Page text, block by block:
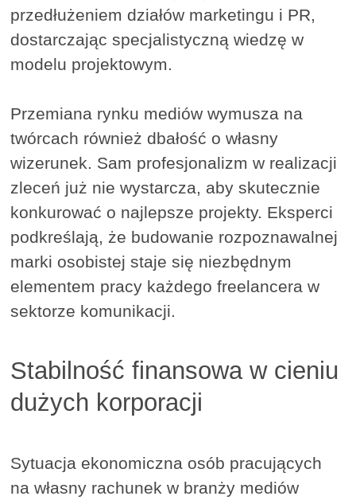
przedłużeniem działów marketingu i PR,
dostarczając specjalistyczną wiedzę w
modelu projektowym.
Przemiana rynku mediów wymusza na
twórcach również dbałość o własny
wizerunek. Sam profesjonalizm w realizacji
zleceń już nie wystarcza, aby skutecznie
konkurować o najlepsze projekty. Eksperci
podkreślają, że budowanie rozpoznawalnej
marki osobistej staje się niezbędnym
elementem pracy każdego freelancera w
sektorze komunikacji.
Stabilność finansowa w cieniu
dużych korporacji
Sytuacja ekonomiczna osób pracujących
na własny rachunek w branży mediów